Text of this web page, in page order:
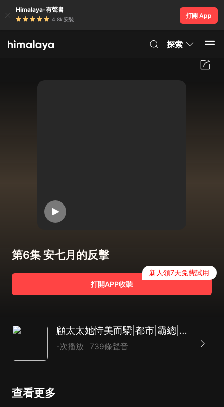
Himalaya-有聲書
4.8k 安裝
打開 App
探索
第6集 安七月的反擊
打開APP收聽
新人領7天免費試用
顧太太她恃美而驕|都市|霸總|甜寵|虐戀|爽文|AI多播
-次播放 739條聲音
查看更多